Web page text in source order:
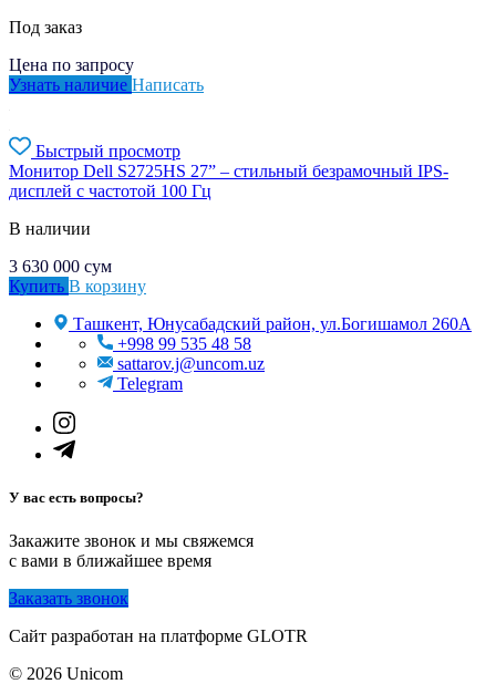
Под заказ
Цена по запросу
Узнать наличие Написать
Быстрый просмотр
Монитор Dell S2725HS 27” – стильный безрамочный IPS-
дисплей с частотой 100 Гц
В наличии
3 630 000 сум
Купить В корзину
Ташкент, Юнусабадский район, ул.Богишамол 260А
+998 99 535 48 58
sattarov.j@uncom.uz
Telegram
У вас есть вопросы?
Закажите звонок и мы свяжемся
с вами в ближайшее время
Заказать звонок
Сайт разработан на платформе GLOTR
© 2026 Unicom